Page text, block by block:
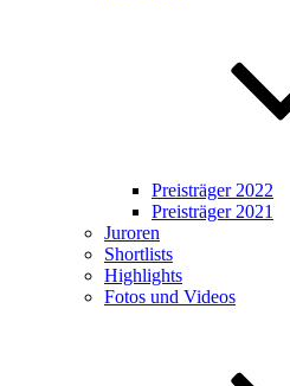
Preisträger 2022
Preisträger 2021
Juroren
Shortlists
Highlights
Fotos und Videos